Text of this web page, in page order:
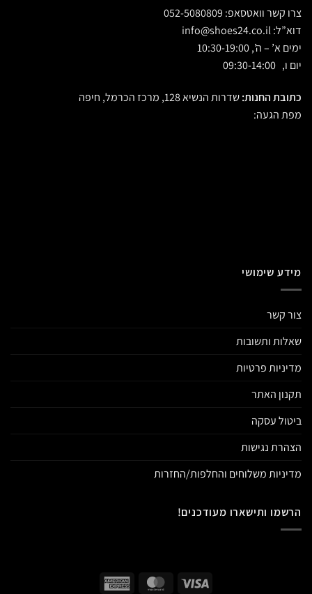
צרו קשר וואטסאפ: 052-5080809
דוא”ל:
ימים א’ – ה’, 10:30-19:00
יום ו, 09:30-14:00
כתובת החנות:שדרות הנשיא 128, מרכז הכרמל, חיפה
מפת הגעה:
מידע שימושי
צור קשר
שאלות ותשובות
מדיניות פרטיות
תקנון האתר
ביטול עסקה
הצהרת נגישות
מדיניות משלוחים והחלפות/החזרות
הרשמו ותישארו מעודכנים!